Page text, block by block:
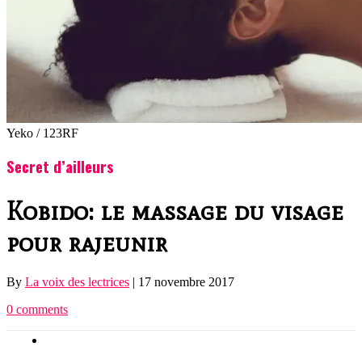
Yeko / 123RF
Secret d’ailleurs
Kobido: le massage du visage
pour rajeunir
By La voix des lectrices | 17 novembre 2017
0 comments